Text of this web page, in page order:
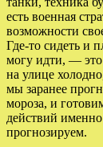
есть военная
возможности
Где-то сидеть и
могу идти, — это
на улице
мы заранее
мороза, и
действий
прогнозируем.